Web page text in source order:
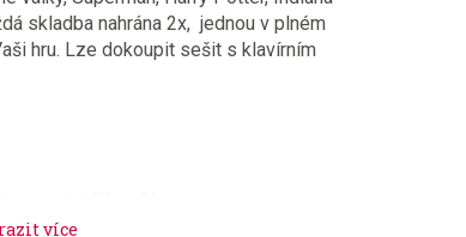
skladba nahrána 2x, jednou v plném
hru. Lze dokoupit sešit s klavírním